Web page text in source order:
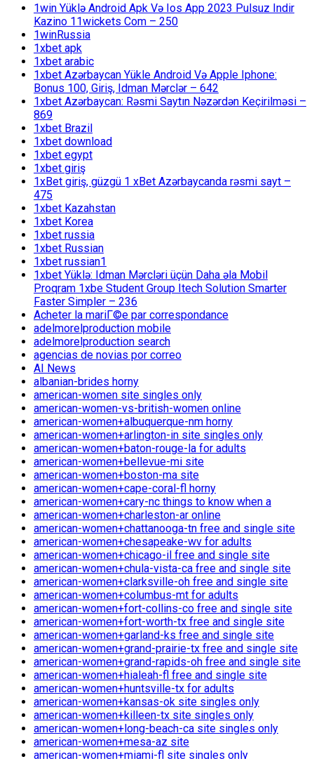
1win Yüklə Android Apk Və Ios App 2023 Pulsuz Indir
Kazino 11wickets Com – 250
1winRussia
1xbet apk
1xbet arabic
1xbet Azərbaycan Yükle Android Və Apple Iphone:
Bonus 100, Giriş, Idman Mərclər – 642
1xbet Azərbaycan: Rəsmi Saytın Nəzərdən Keçirilməsi –
869
1xbet Brazil
1xbet download
1xbet egypt
1xbet giriş
1xBet giriş, güzgü 1 xBet Azərbaycanda rəsmi sayt –
475
1xbet Kazahstan
1xbet Korea
1xbet russia
1xbet Russian
1xbet russian1
1xbet Yüklə: Idman Mərcləri üçün Daha əla Mobil
Proqram 1xbe Student Group Itech Solution Smarter
Faster Simpler – 236
Acheter la mariГ©e par correspondance
adelmorelproduction mobile
adelmorelproduction search
agencias de novias por correo
AI News
albanian-brides horny
american-women site singles only
american-women-vs-british-women online
american-women+albuquerque-nm horny
american-women+arlington-in site singles only
american-women+baton-rouge-la for adults
american-women+bellevue-mi site
american-women+boston-ma site
american-women+cape-coral-fl horny
american-women+cary-nc things to know when a
american-women+charleston-ar online
american-women+chattanooga-tn free and single site
american-women+chesapeake-wv for adults
american-women+chicago-il free and single site
american-women+chula-vista-ca free and single site
american-women+clarksville-oh free and single site
american-women+columbus-mt for adults
american-women+fort-collins-co free and single site
american-women+fort-worth-tx free and single site
american-women+garland-ks free and single site
american-women+grand-prairie-tx free and single site
american-women+grand-rapids-oh free and single site
american-women+hialeah-fl free and single site
american-women+huntsville-tx for adults
american-women+kansas-ok site singles only
american-women+killeen-tx site singles only
american-women+long-beach-ca site singles only
american-women+mesa-az site
american-women+miami-fl site singles only